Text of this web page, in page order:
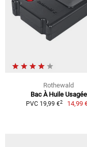
Rothewald
Bac À Huile Usagée
PVC 19,99 €2 14,99